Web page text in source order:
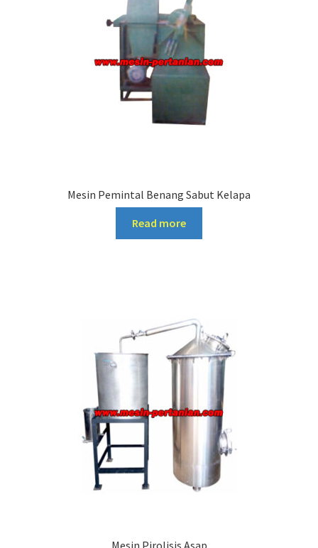
Mesin Pemintal Benang Sabut Kelapa
Read more
Mesin Pirolisis Asap